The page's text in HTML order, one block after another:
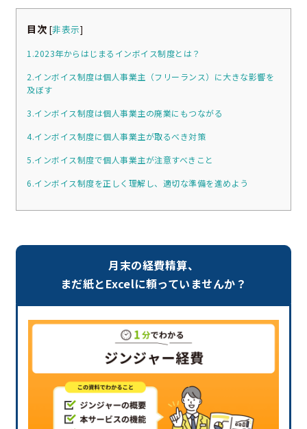
目次 [非表示]
1.2023年からはじまるインボイス制度とは？
2.インボイス制度は個人事業主（フリーランス）に大きな影響を
及ぼす
3.インボイス制度は個人事業主の廃業にもつながる
4.インボイス制度に個人事業主が取るべき対策
5.インボイス制度で個人事業主が注意すべきこと
6.インボイス制度を正しく理解し、適切な準備を進めよう
月末の経費精算、
まだ紙とExcelに頼っていませんか？